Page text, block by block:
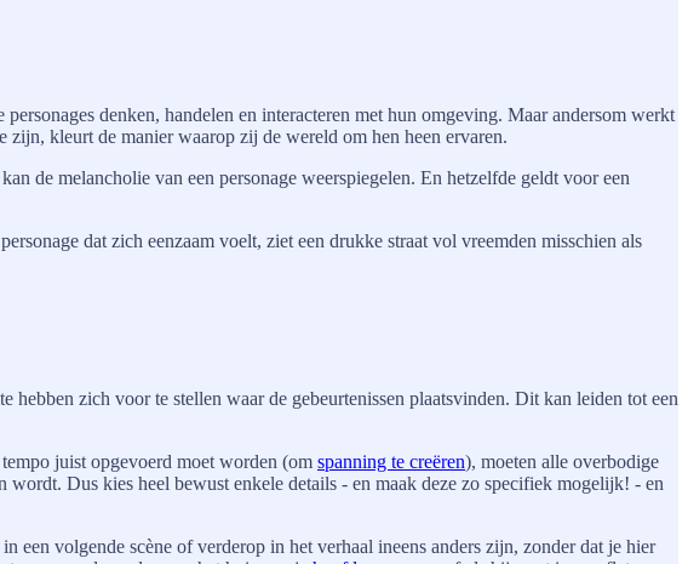
denken, handelen en interacteren met hun omgeving. Maar andersom werkt
kleurt de manier waarop zij de wereld om hen heen ervaren.
de melancholie van een personage weerspiegelen. En hetzelfde geldt voor een
dat zich eenzaam voelt, ziet een drukke straat vol vreemden misschien als
zich voor te stellen waar de gebeurtenissen plaatsvinden. Dit kan leiden tot een
juist opgevoerd moet worden (om spanning te creëren), moeten alle overbodige
Dus kies heel bewust enkele details - en maak deze zo specifiek mogelijk! - en
een volgende scène of verderop in het verhaal ineens anders zijn, zonder dat je hier